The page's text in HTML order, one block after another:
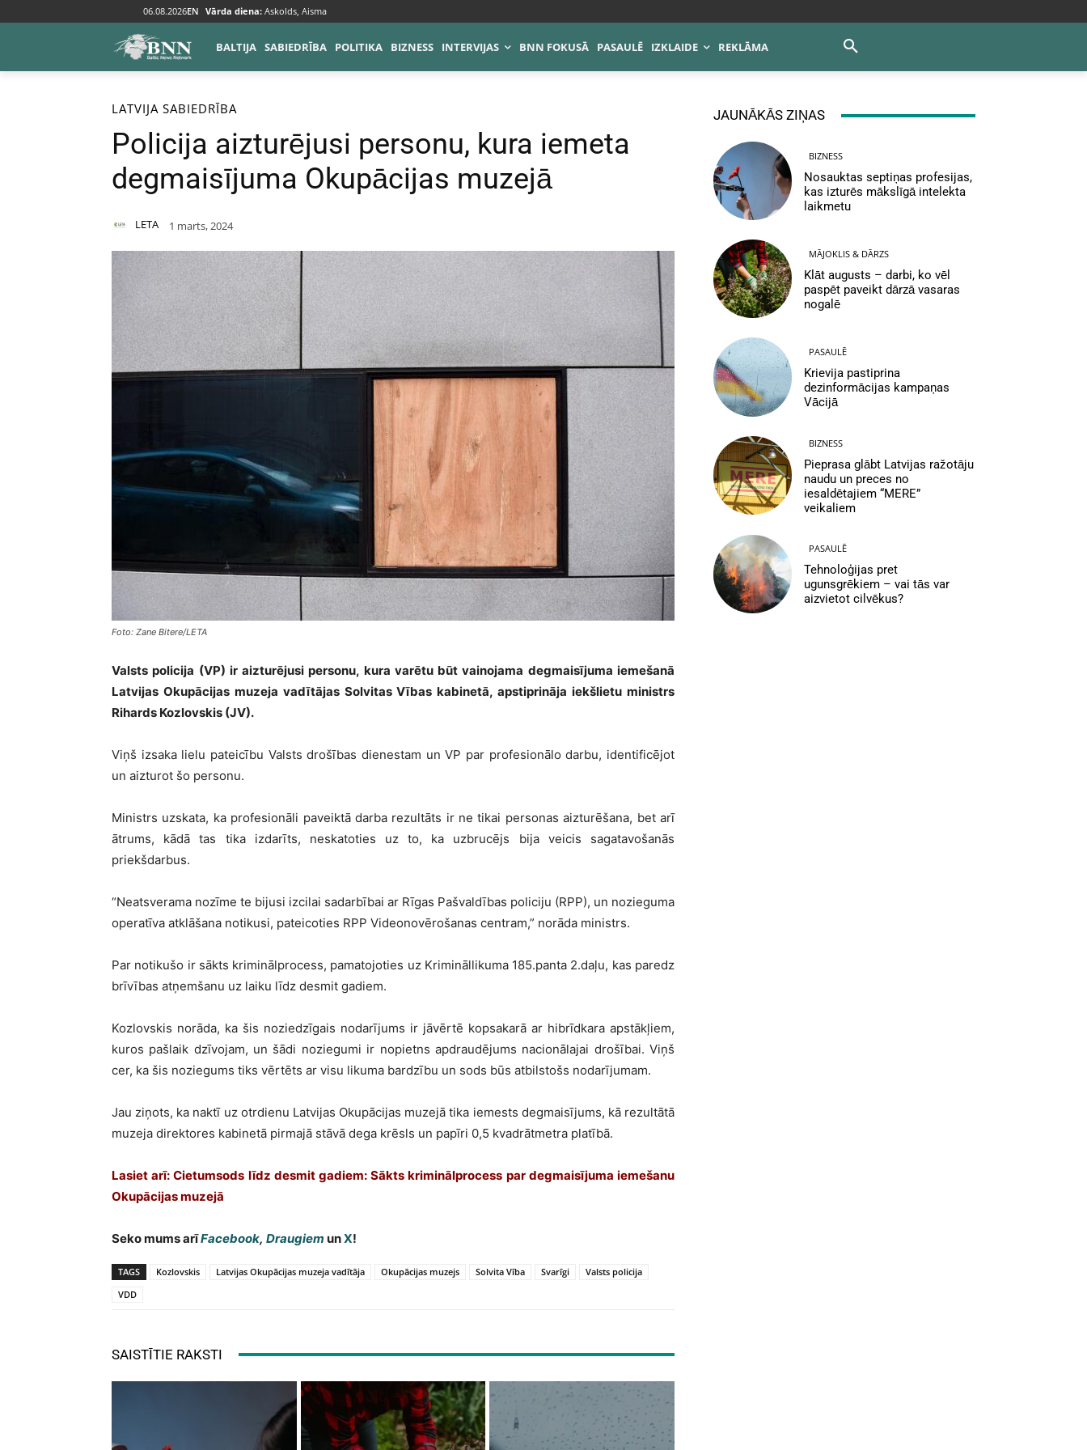
06.08.2026EN Vārda diena: Askolds, Aisma
BALTIJA SABIEDRĪBA POLITIKA BIZNESS INTERVIJAS BNN FOKUSĀ PASAULĒ IZKLAIDE REKLĀMA
Sākums Baltija Latvija
LATVIJA SABIEDRĪBA
Policija aizturējusi personu, kura iemeta
degmaisījuma Okupācijas muzejā
LETA 1 marts, 2024
Foto: Zane Bitere/LETA
Valsts policija (VP) ir aizturējusi personu, kura varētu būt vainojama degmaisījuma iemešanā
Latvijas Okupācijas muzeja vadītājas Solvitas Vības kabinetā, apstiprināja iekšlietu ministrs
Rihards Kozlovskis (JV).
Viņš izsaka lielu pateicību Valsts drošības dienestam un VP par profesionālo darbu, identificējot
un aizturot šo personu.
Ministrs uzskata, ka profesionāli paveiktā darba rezultāts ir ne tikai personas aizturēšana, bet arī
ātrums, kādā tas tika izdarīts, neskatoties uz to, ka uzbrucējs bija veicis sagatavošanās
priekšdarbus.
“Neatsverama nozīme te bijusi izcilai sadarbībai ar Rīgas Pašvaldības policiju (RPP), un nozieguma
operatīva atklāšana notikusi, pateicoties RPP Videonovērošanas centram,” norāda ministrs.
Par notikušo ir sākts kriminālprocess, pamatojoties uz Krimināllikuma 185.panta 2.daļu, kas paredz
brīvības atņemšanu uz laiku līdz desmit gadiem.
Kozlovskis norāda, ka šis noziedzīgais nodarījums ir jāvērtē kopsakarā ar hibrīdkara apstākļiem,
kuros pašlaik dzīvojam, un šādi noziegumi ir nopietns apdraudējums nacionālajai drošībai. Viņš
cer, ka šis noziegums tiks vērtēts ar visu likuma bardzību un sods būs atbilstošs nodarījumam.
Jau ziņots, ka naktī uz otrdienu Latvijas Okupācijas muzejā tika iemests degmaisījums, kā rezultātā
muzeja direktores kabinetā pirmajā stāvā dega krēsls un papīri 0,5 kvadrātmetra platībā.
Lasiet arī: Cietumsods līdz desmit gadiem: Sākts kriminālprocess par degmaisījuma iemešanu
Okupācijas muzejā
Seko mums arīFacebook, Draugiem unX!
TAGS Kozlovskis Latvijas Okupācijas muzeja vadītāja Okupācijas muzejs Solvita Vība Svarīgi
Valsts policija
VDD
SAISTĪTIE RAKSTI
JAUNĀKĀS ZIŅAS
BIZNESS
Nosauktas septiņas profesijas,
kas izturēs mākslīgā intelekta
laikmetu
MĀJOKLIS & DĀRZS
Klāt augusts – darbi, ko vēl
paspēt paveikt dārzā vasaras
nogalē
PASAULĒ
Krievija pastiprina
dezinformācijas kampaņas
Vācijā
BIZNESS
Pieprasa glābt Latvijas ražotāju
naudu un preces no
iesaldētajiem “MERE”
veikaliem
PASAULĒ
Tehnoloģijas pret
ugunsgrēkiem – vai tās var
aizvietot cilvēkus?